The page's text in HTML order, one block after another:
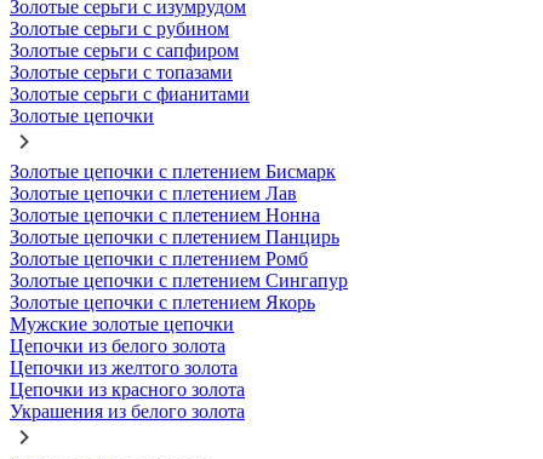
Золотые серьги с изумрудом
Золотые серьги с рубином
Золотые серьги с сапфиром
Золотые серьги с топазами
Золотые серьги с фианитами
Золотые цепочки
Золотые цепочки с плетением Бисмарк
Золотые цепочки с плетением Лав
Золотые цепочки с плетением Нонна
Золотые цепочки с плетением Панцирь
Золотые цепочки с плетением Ромб
Золотые цепочки с плетением Сингапур
Золотые цепочки с плетением Якорь
Мужские золотые цепочки
Цепочки из белого золота
Цепочки из желтого золота
Цепочки из красного золота
Украшения из белого золота